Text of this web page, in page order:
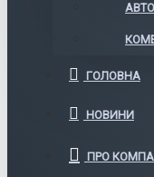
ГОЛОВНА
НОВИНИ
ПРО